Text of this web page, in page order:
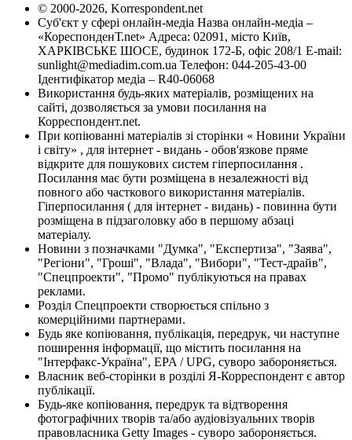
© 2000-2026, Korrespondent.net
Суб'єкт у сфері онлайн-медіа Назва онлайн-медіа –
«КореспонденТ.net» Адреса: 02091, місто Київ,
ХАРКІВСЬКЕ ШОСЕ, будинок 172-Б, офіс 208/1 E-mail:
sunlight@mediadim.com.ua Телефон: 044-205-43-00
Ідентифікатор медіа – R40-06068
Використання будь-яких матеріалів, розміщених на
сайті, дозволяється за умови посилання на
Корреспондент.net.
При копіюванні матеріалів зі сторінки « Новини України
і світу» , для інтернет - видань - обов'язкове пряме
відкрите для пошукових систем гіперпосилання .
Посилання має бути розміщена в незалежності від
повного або часткового використання матеріалів.
Гіперпосилання ( для інтернет - видань) - повинна бути
розміщена в підзаголовку або в першому абзаці
матеріалу.
Новини з позначками "Думка", "Експертиза", "Заява",
"Регіони", "Гроші", "Влада", "Вибори", "Тест-драйв",
"Спецпроекти", "Промо" публікуються на правах
реклами.
Розділ Спецпроекти створюється спільно з
комерційними партнерами.
Будь яке копіювання, публікація, передрук, чи наступне
поширення інформації, що містить посилання на
"Інтерфакс-Україна", EPA / UPG, суворо забороняється.
Власник веб-сторінки в розділі Я-Корреспондент є автор
публікації.
Будь-яке копіювання, передрук та відтворення
фотографічних творів та/або аудіовізуальних творів
правовласника Getty Images - суворо забороняється.